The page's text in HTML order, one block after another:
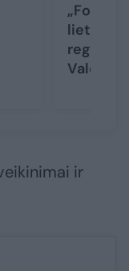
lietuvių
reginiu
ir